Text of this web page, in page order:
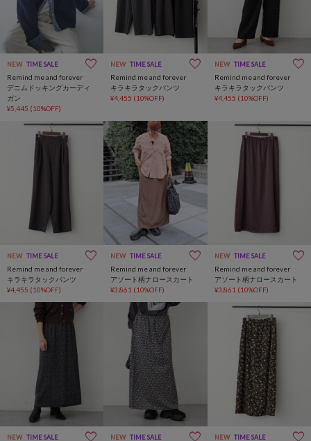
NEW TIME SALE
Remind me and forever
デニムドッキングカーディ
ガン
¥5,445 (10%OFF)
NEW TIME SALE
Remind me and forever
キラキラタックパンツ
¥4,455 (10%OFF)
NEW TIME SALE
Remind me and forever
キラキラタックパンツ
¥4,455 (10%OFF)
NEW TIME SALE
Remind me and forever
キラキラタックパンツ
¥4,455 (10%OFF)
NEW TIME SALE
Remind me and forever
アソート柄ナロースカート
¥3,861 (10%OFF)
NEW TIME SALE
Remind me and forever
アソート柄ナロースカート
¥3,861 (10%OFF)
NEW TIME SALE NEW TIME SALE NEW TIME SALE